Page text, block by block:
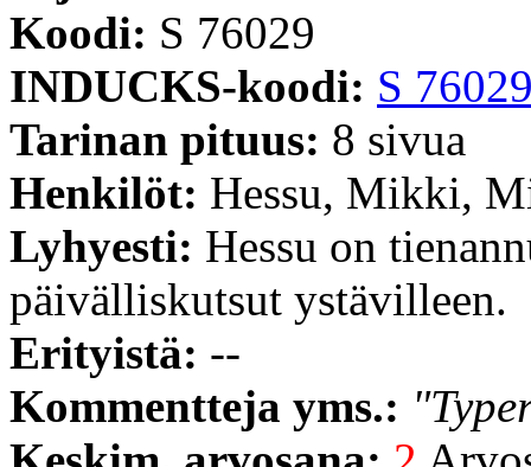
Koodi: S 76029
INDUCKS-koodi: S
Tarinan pituus: 8 sivua
Henkilöt: Hessu, Mikki,
Lyhyesti: Hessu on
päivälliskutsut ystävilleen.
Erityistä: --
Kommentteja yms.: